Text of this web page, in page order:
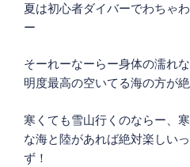
夏は初心者ダイバーでわちゃ
ー
そーれーなーらー身体の濡れ
明度最高の空いてる海の方が
寒くても雪山行くのならー、
な海と陸があれば絶対楽しい
ず！